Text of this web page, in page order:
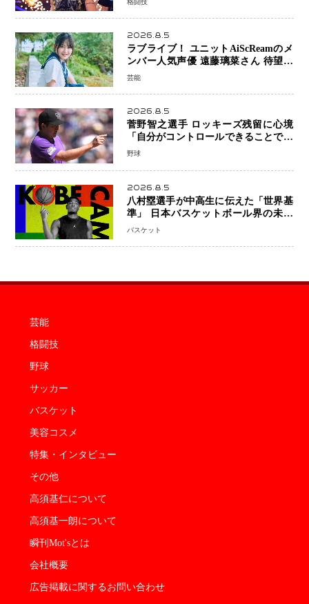
2026.8.5
ラブライブ！ ユニットAiScReamのメ
ンバー人気声優 遠藤璃菜さん 待望の
1st写真集が10月6日発売決定！ 沖縄ロ
芸能
2026.8.5
菅野智之選手 ロッキーズ残留に心境
「自分がコントロールできることでは
ない」 トレード報道にも冷静な姿勢
野球
2026.8.5
八村塁選手が中高生に伝えた「世界基
準」 日本バスケットボール界の未来
を変える“練習の質”という哲学
バスケット
芸能
格闘技
野球
サッカー
バスケット
美容コスメ
特集・インタビュー
その他
高須基仁について
高須基一朗について
瞬刊Mot'sとは
会社概要
広告掲載に関するお問い合わせ